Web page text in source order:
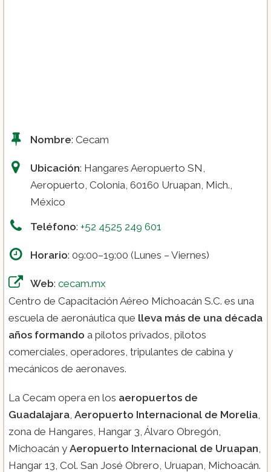
Oficial de operaciones:
Técnico en mantenimiento:
Nombre: Cecam
Ubicación: Hangares Aeropuerto SN,
Aeropuerto, Colonia, 60160 Uruapan, Mich.,
México
Teléfono: +52 4525 249 601
Horario: 09:00–19:00 (Lunes – Viernes)
Web: cecam.mx
Centro de Capacitación Aéreo Michoacán S.C. es una
escuela de aeronáutica que lleva más de una década
años formando a pilotos privados, pilotos
comerciales, operadores, tripulantes de cabina y
mecánicos de aeronaves.
La Cecam opera en los aeropuertos de
Guadalajara Aeropuerto Internacional de Morelia
zona de Hangares, Hangar 3, Álvaro Obregón,
Michoacán y Aeropuerto Internacional de Uruapan
Hangar 13, Col. San José Obrero, Uruapan, Michoacán.